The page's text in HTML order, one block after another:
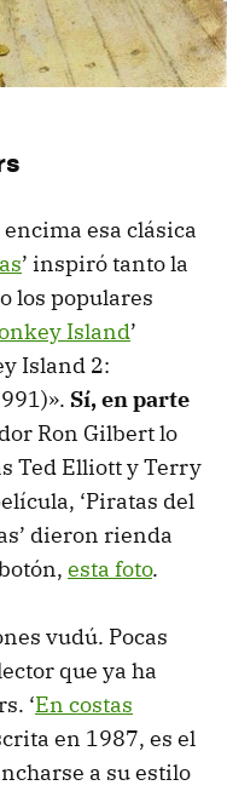
esa clásica
’ inspiró tanto la
los populares
Island’
Island 2:
Sí, en parte
Ron Gilbert lo
Ted Elliott y Terry
‘Piratas del
dieron rienda
esta foto.
vudú. Pocas
que ya ha
‘En costas
en 1987, es el
a su estilo